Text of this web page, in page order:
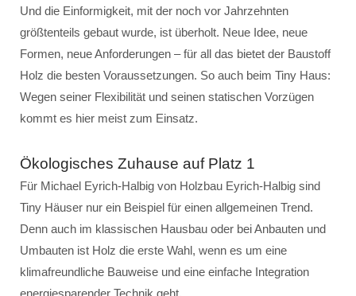
Und die Einformigkeit, mit der noch vor Jahrzehnten
größtenteils gebaut wurde, ist überholt. Neue Idee, neue
Formen, neue Anforderungen – für all das bietet der Baustoff
Holz die besten Voraussetzungen. So auch beim Tiny Haus:
Wegen seiner Flexibilität und seinen statischen Vorzügen
kommt es hier meist zum Einsatz.
Ökologisches Zuhause auf Platz 1
Für Michael Eyrich-Halbig von Holzbau Eyrich-Halbig sind
Tiny Häuser nur ein Beispiel für einen allgemeinen Trend.
Denn auch im klassischen Hausbau oder bei Anbauten und
Umbauten ist Holz die erste Wahl, wenn es um eine
klimafreundliche Bauweise und eine einfache Integration
energiesparender Technik geht.